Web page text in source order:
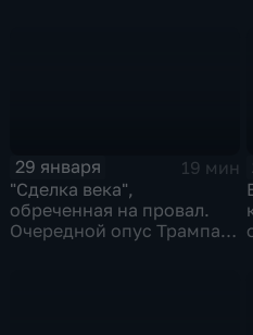
29 января
19 мин
"Сделка века",
обреченная на провал.
Очередной опус Трампа.